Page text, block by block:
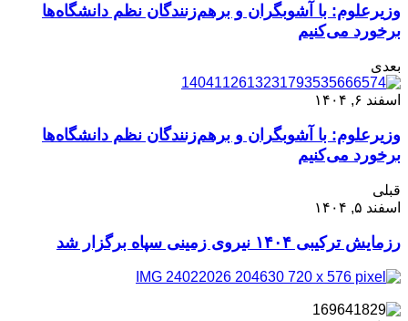
وزیرعلوم: با آشوبگران و برهم‌زنندگان نظم دانشگاه‌ها
برخورد می‌کنیم
بعدی
اسفند ۶, ۱۴۰۴
وزیرعلوم: با آشوبگران و برهم‌زنندگان نظم دانشگاه‌ها
برخورد می‌کنیم
قبلی
اسفند ۵, ۱۴۰۴
رزمایش ترکیبی ۱۴۰۴ نیروی زمینی سپاه برگزار شد